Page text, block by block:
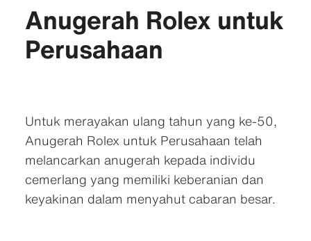
Anugerah Rolex untuk
Perusahaan
Untuk merayakan ulang tahun yang ke-50,
Anugerah Rolex untuk Perusahaan telah
melancarkan anugerah kepada individu
cemerlang yang memiliki keberanian dan
keyakinan dalam menyahut cabaran besar.